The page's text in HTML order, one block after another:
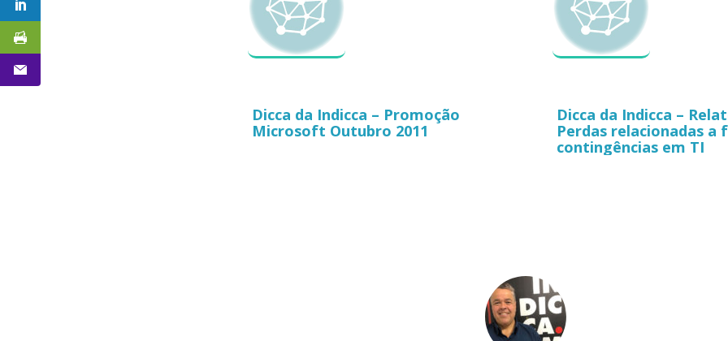
Dicca da Indicca – Promoção
Microsoft Outubro 2011
Dicca da Indicca –
Perdas relacionadas a
contingências em TI